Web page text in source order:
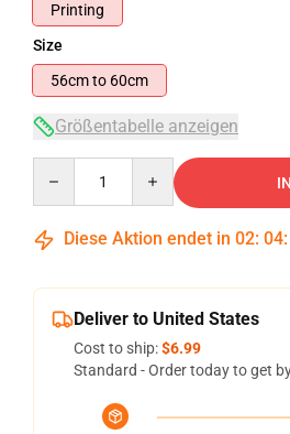
Printing
Size
56cm to 60cm
Größentabelle anzeigen
Diese Aktion endet in 02: 04:
Deliver to United States
Cost to ship:$6.99
Standard - Order today to get